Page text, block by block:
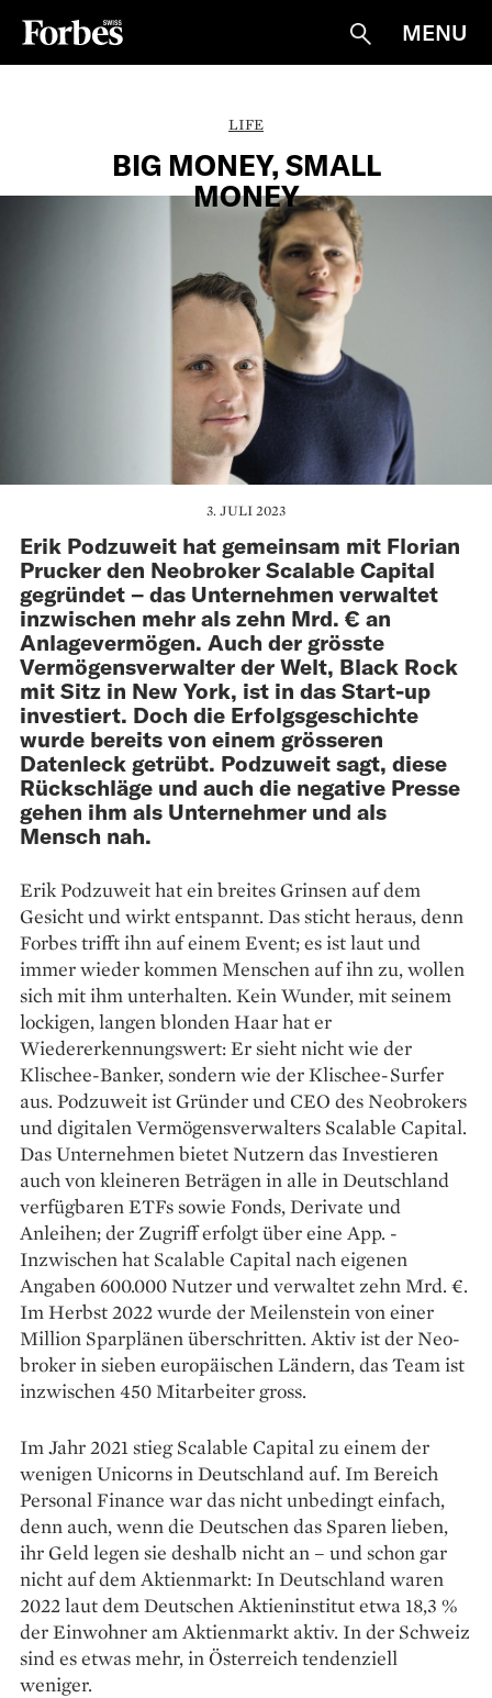
Suche
MENU
LIFE
BIG MONEY, SMALL
MONEY
3. JULI 2023
Erik Podzuweit hat gemeinsam mit Florian
Prucker den Neobroker Scalable Capital
gegründet – das Unternehmen verwaltet
inzwischen mehr als zehn Mrd. € an
Anlagevermögen. Auch der grösste
Vermögensverwalter der Welt, Black Rock
mit Sitz in New York, ist in das Start-up
investiert. Doch die Erfolgsgeschichte
wurde bereits von einem grösseren
Datenleck getrübt. Podzuweit sagt, diese
Rückschläge und auch die negative Presse
gehen ihm als Unternehmer und als
Mensch nah.
Erik Podzuweit hat ein breites Grinsen auf dem
Gesicht und wirkt entspannt. Das sticht heraus, denn
Forbes trifft ihn auf einem Event; es ist laut und
immer wieder kommen Menschen auf ihn zu, wollen
sich mit ihm unterhalten. Kein Wunder, mit seinem
lockigen, langen blonden Haar hat er
Wiedererkennungswert: Er sieht nicht wie der
Klischee-­Banker, sondern wie der Klischee-Surfer
aus. Podzuweit ist Gründer und CEO des Neobrokers
und digitalen Vermögensverwalters Scalable Capital.
Das Unternehmen bietet Nutzern das Investieren
auch von kleineren Beträgen in alle in Deutschland
verfügbaren ETFs sowie Fonds, Derivate und
Anleihen; der Zugriff erfolgt über eine App. ­
Inzwischen hat Scalable Capital nach eigenen
Angaben 600.000 Nutzer und verwaltet zehn Mrd. €.
Im Herbst 2022 wurde der Meilenstein von einer
Million Sparplänen überschritten. Aktiv ist der Neo­
broker in sieben europäischen Ländern, das Team ist
inzwischen 450 Mitarbeiter gross.
Im Jahr 2021 stieg Scalable Capital zu einem der
wenigen Unicorns in Deutschland auf. Im Bereich
Personal Finance war das nicht unbedingt einfach,
denn auch, wenn die Deutschen das Sparen lieben,
ihr Geld legen sie deshalb nicht an – und schon gar
nicht auf dem Aktienmarkt: In Deutschland waren
2022 laut dem Deutschen Aktieninstitut etwa 18,3 %
der Ein­wohner am Aktienmarkt aktiv. In der Schweiz
sind es etwas mehr, in Österreich tendenziell
weniger.